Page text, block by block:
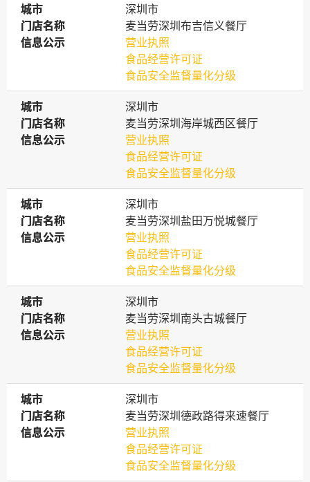
城市
城市
深圳市
门店名称
门店名称
麦当劳深圳布吉信义餐厅
信息公示
信息公示
营业执照
食品经营许可证
食品安全监督量化分级
城市
城市
深圳市
门店名称
门店名称
麦当劳深圳海岸城西区餐厅
信息公示
信息公示
营业执照
食品经营许可证
食品安全监督量化分级
城市
城市
深圳市
门店名称
门店名称
麦当劳深圳盐田万悦城餐厅
信息公示
信息公示
营业执照
食品经营许可证
食品安全监督量化分级
城市
城市
深圳市
门店名称
门店名称
麦当劳深圳南头古城餐厅
信息公示
信息公示
营业执照
食品经营许可证
食品安全监督量化分级
城市
城市
深圳市
门店名称
门店名称
麦当劳深圳德政路得来速餐厅
信息公示
信息公示
营业执照
食品经营许可证
食品安全监督量化分级